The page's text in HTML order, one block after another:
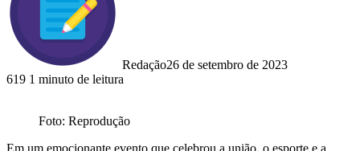
Redação26 de setembro de 2023
619 1 minuto de leitura
Foto: Reprodução
Em um emocionante evento que celebrou a união, o esporte e a